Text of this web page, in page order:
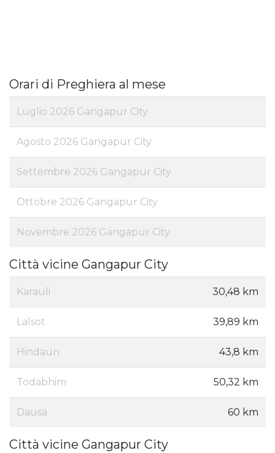
Orari di Preghiera al mese
Luglio 2026 Gangapur City
Agosto 2026 Gangapur City
Settembre 2026 Gangapur City
Ottobre 2026 Gangapur City
Novembre 2026 Gangapur City
Città vicine Gangapur City
Karauli 30,48 km
Lalsot 39,89 km
Hindaun 43,8 km
Todabhim 50,32 km
Dausa 60 km
Città vicine Gangapur City